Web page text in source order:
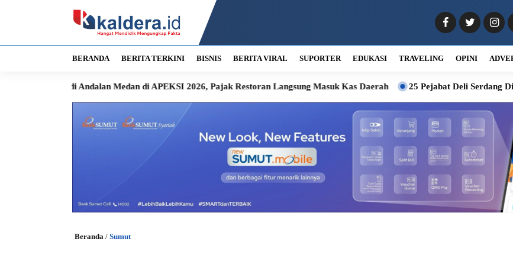
BERANDA BERITA TERKINI BISNIS BERITA VIRAL SUPORTER EDUKASI TRAVELING OPINI
Andalan Medan di APEKSI 2026, Pajak Restoran Langsung Masuk Kas Daerah 25 Pejabat Deli Serdang Dilantik, Wabup
Beranda / Sumut